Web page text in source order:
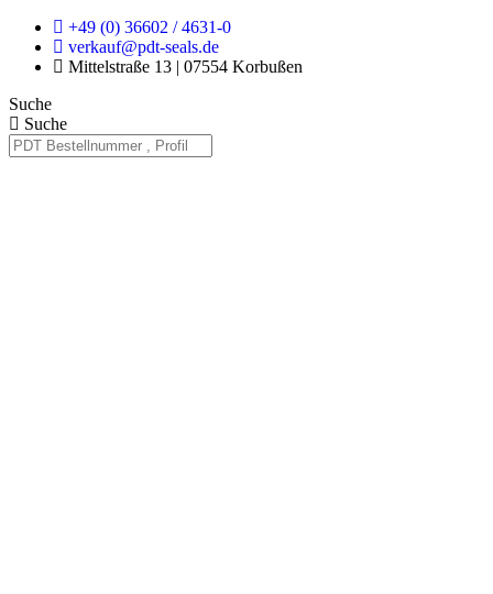
Zum
Inhalt
springen
+49 (0) 36602 / 4631-0
verkauf@pdt-seals.de
Mittelstraße 13 | 07554 Korbußen
Suche
Suche